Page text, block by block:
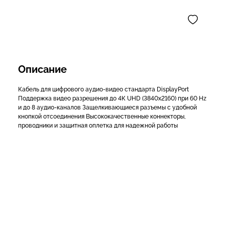
Описание
Кабель для цифрового аудио-видео стандарта DisplayPort
Поддержка видео разрешения до 4К UHD (3840x2160) при 60 Hz
и до 8 аудио-каналов Защелкивающиеся разъемы с удобной
кнопкой отсоединения Высококачественные коннекторы,
проводники и защитная оплетка для надежной работы